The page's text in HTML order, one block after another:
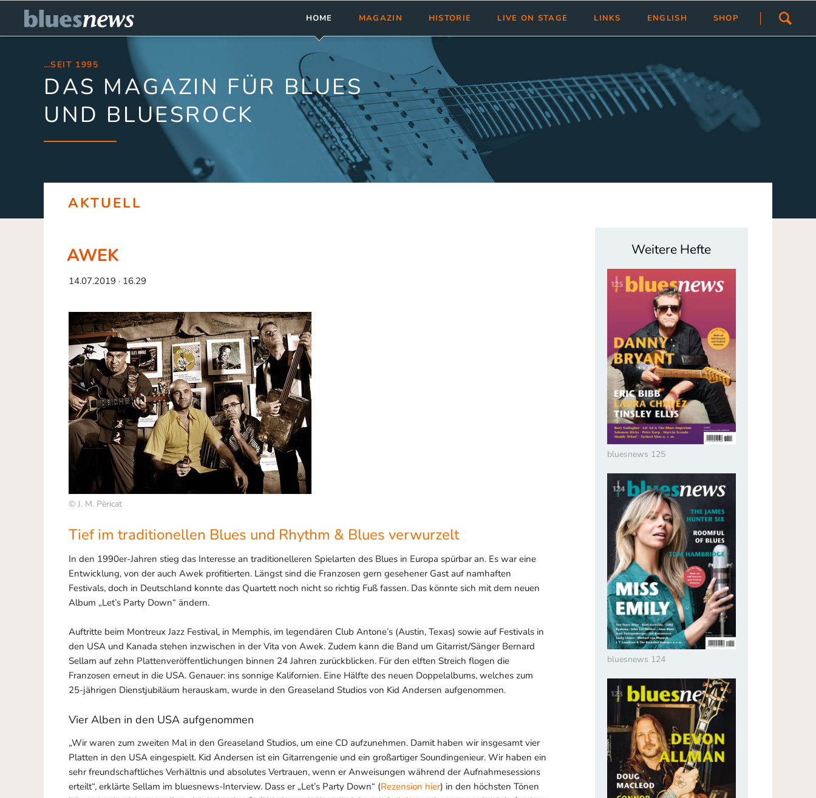
überspringen
HOME MAGAZIN
Aktuelle Ausgabe
bluesnews ab Nr. 101
bluesnews Nr. 51 - 100
bluesnews Nr. 01 - 50
Leserservice
HISTORIE
bluesnews-Magazin
bluesnews Collection
bluesnewsletter
Blues Guide Germany
LIVE ON STAGE
Termine eintragen
LINKS
Link hinzfügen/ändern
ENGLISH SHOP
…SEIT 1995
DAS MAGAZIN FÜR BLUES
UND BLUESROCK
AKTUELL
AWEK
14.07.2019 · 16.29
© J. M. Pèricat
Tief im traditionellen Blues und Rhythm & Blues verwurzelt
In den 1990er-Jahren stieg das Interesse an traditionelleren Spielarten des Blues in Europa spürbar an. Es war eine
Entwicklung, von der auch Awek profitierten. Längst sind die Franzosen gern gesehener Gast auf namhaften
Festivals, doch in Deutschland konnte das Quartett noch nicht so richtig Fuß fassen. Das könnte sich mit dem neuen
Album „Let’s Party Down“ ändern.
Auftritte beim Montreux Jazz Festival, in Memphis, im legendären Club Antone’s (Austin, Texas) sowie auf Festivals in
den USA und Kanada stehen inzwischen in der Vita von Awek. Zudem kann die Band um Gitarrist/Sänger Bernard
Sellam auf zehn Plattenveröffentlichungen binnen 24 Jahren zurückblicken. Für den elften Streich flogen die
Franzosen erneut in die USA. Genauer: ins sonnige Kalifornien. Eine Hälfte des neuen Doppelalbums, welches zum
25-jährigen Dienstjubiläum herauskam, wurde in den Greaseland Studios von Kid Andersen aufgenommen.
Vier Alben in den USA aufgenommen
„Wir waren zum zweiten Mal in den Greaseland Studios, um eine CD aufzunehmen. Damit haben wir insgesamt vier
Platten in den USA eingespielt. Kid Andersen ist ein Gitarrengenie und ein großartiger Soundingenieur. Wir haben ein
sehr freundschaftliches Verhältnis und absolutes Vertrauen, wenn er Anweisungen während der Aufnahmesessions
erteilt“, erklärte Sellam im bluesnews-Interview. Dass er „Let’s Party Down“ (Rezension hier) in den höchsten Tönen
Weitere Hefte
bluesnews 125
bluesnews 124